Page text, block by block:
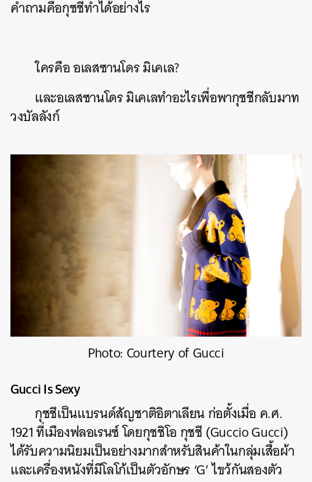
คำถามคือกุชชีทำได้อย่างไร
ใครคือ อเลสซานโดร มิเคเล?
และอเลสซานโดร มิเคเลทำอะไรเพื่อพากุชชีกลับมาท
วงบัลลังก์
Photo: Courtery of Gucci
Gucci Is Sexy
กุชชีเป็นแบรนด์สัญชาติอิตาเลียน ก่อตั้งเมื่อ ค.ศ.
1921 ที่เมืองฟลอเรนซ์ โดยกุชชิโอ กุชชี (Guccio Gucci)
ได้รับความนิยมเป็นอย่างมากสำหรับสินค้าในกลุ่มเสื้อผ้า
และเครื่องหนังที่มีโลโก้เป็นตัวอักษร ‘G’ ไขว้กันสองตัว